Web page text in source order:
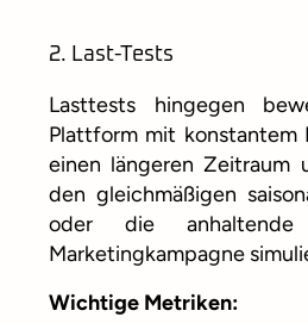
2. Last-Tests
Lasttests hingegen
Plattform mit konstantem
einen längeren Zeitraum
den gleichmäßigen
oder die
Marketingkampagne
Wichtige Metriken: